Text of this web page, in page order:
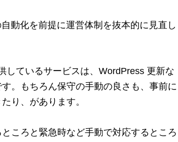
動化を前提に運営体制を抜本的に見直し
しているサービスは、WordPress 更新な
。もちろん保守の手動の良さも、事前に
り、があります。
ころと緊急時など手動で対応するところ